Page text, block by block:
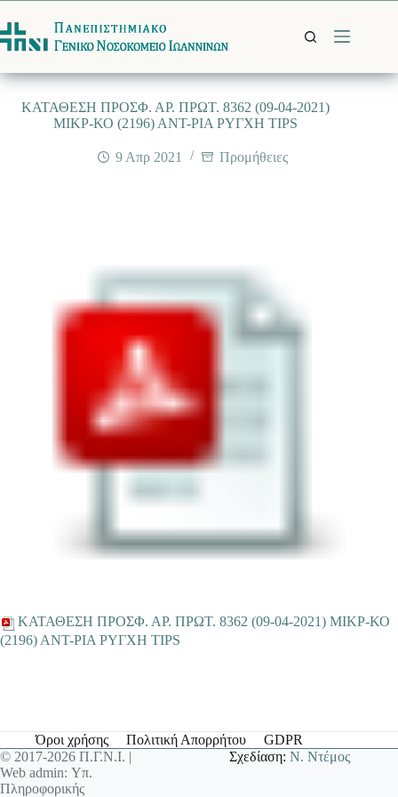
στο
περιεχόμενο
ΚΑΤΑΘΕΣΗ ΠΡΟΣΦ. ΑΡ. ΠΡΩΤ. 8362 (09-04-2021)
ΜΙΚΡ-ΚΟ (2196) ΑΝΤ-ΡΙΑ ΡΥΓΧΗ TIPS
9 Απρ 2021 Προμήθειες
ΚΑΤΑΘΕΣΗ ΠΡΟΣΦ. ΑΡ. ΠΡΩΤ. 8362 (09-04-2021) ΜΙΚΡ-ΚΟ
(2196) ΑΝΤ-ΡΙΑ ΡΥΓΧΗ TIPS
Όροι χρήσης Πολιτική Απορρήτου
GDPR
© 2017-2026 Π.Γ.Ν.Ι. |
Web admin: Υπ.
Πληροφορικής
Σχεδίαση:Ν. Ντέμος